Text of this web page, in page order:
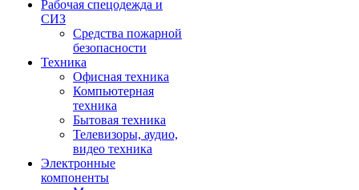
Рабочая спецодежда и
СИЗ
Средства пожарной
безопасности
Техника
Офисная техника
Компьютерная
техника
Бытовая техника
Телевизоры, аудио,
видео техника
Электронные
компоненты